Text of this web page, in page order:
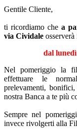
Gentile Cliente,
ti ricordiamo che a
via Cividale
dal
Nel pomeriggio la
effettuare le
prelevamenti,
nostra Banca a te più
Sempre nel
invece rivolgerti alla